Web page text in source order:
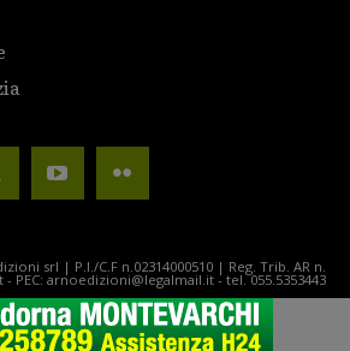
srl | P.I./C.F n.02314000510 | Reg. Trib. AR n.
PEC: arnoedizioni@legalmail.it - tel. 055.5353443